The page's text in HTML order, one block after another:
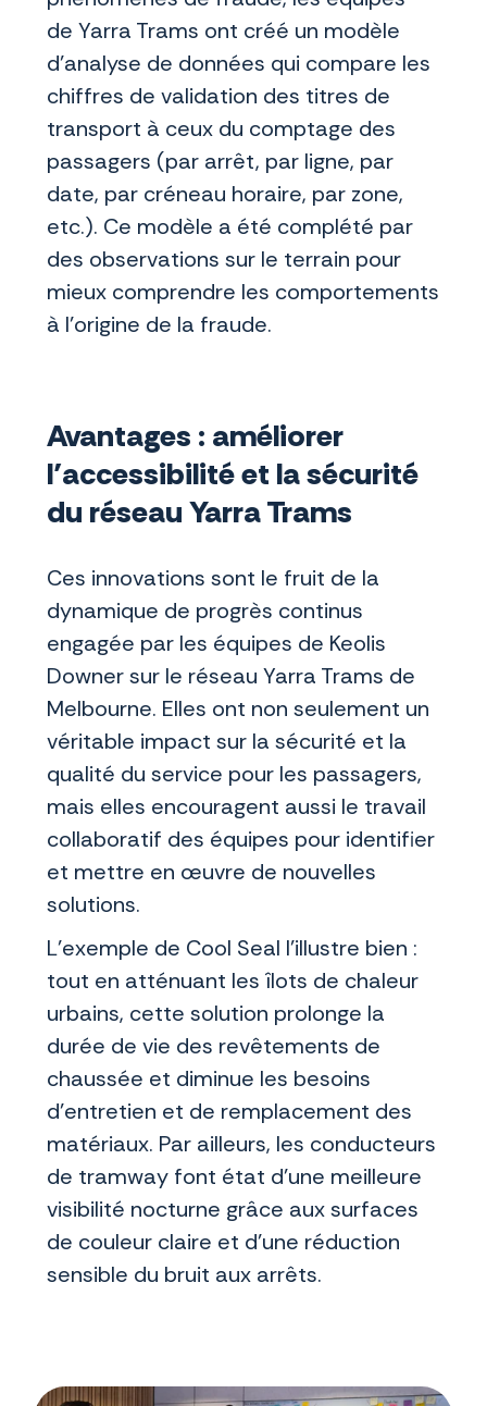
de Yarra Trams ont créé un modèle
d’analyse de données qui compare les
chiffres de validation des titres de
transport à ceux du comptage des
passagers (par arrêt, par ligne, par
date, par créneau horaire, par zone,
etc.). Ce modèle a été complété par
des observations sur le terrain pour
mieux comprendre les comportements
à l’origine de la fraude.
Avantages : améliorer
l’accessibilité et la sécurité
du réseau Yarra Trams
Ces innovations sont le fruit de la
dynamique de progrès continus
engagée par les équipes de Keolis
Downer sur le réseau Yarra Trams de
Melbourne. Elles ont non seulement un
véritable impact sur la sécurité et la
qualité du service pour les passagers,
mais elles encouragent aussi le travail
collaboratif des équipes pour identifier
et mettre en œuvre de nouvelles
solutions.
L’exemple de Cool Seal l’illustre bien :
tout en atténuant les îlots de chaleur
urbains, cette solution prolonge la
durée de vie des revêtements de
chaussée et diminue les besoins
d’entretien et de remplacement des
matériaux. Par ailleurs, les conducteurs
de tramway font état d’une meilleure
visibilité nocturne grâce aux surfaces
de couleur claire et d’une réduction
sensible du bruit aux arrêts.